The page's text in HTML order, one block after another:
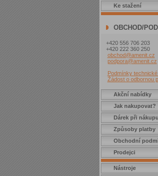
Ke stažení
OBCHOD/
+420 556 706 203
+420 222 360 250
obchod@amenit.cz
podpora@amenit.cz
Podmínky
Žádost o odbornou
Akční nabídky
Jak nakupovat?
Dárek při nákupu
Způsoby platby
Obchodní
Prodejci
Nástroje